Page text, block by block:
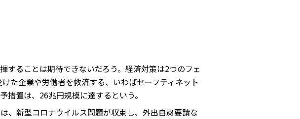
することは期待できないだろう。経済対策は2つのフェ
た企業や労働者を救済する、いわばセーフティネット
措置は、26兆円規模に達するという。
、新型コロナウイルス問題が収束し、外出自粛要請な